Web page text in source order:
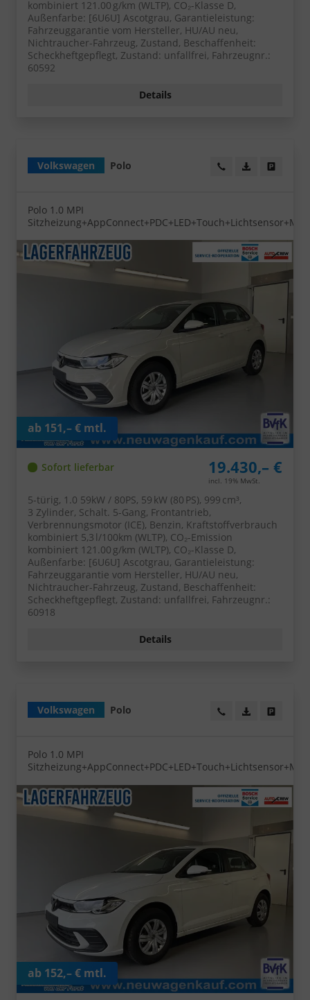
kombiniert 121.00 g/km (WLTP), CO₂-Klasse D,
Außenfarbe: [6U6U] Ascotgrau, Garantieleistung:
Fahrzeuggarantie vom Hersteller, HU/AU neu,
Nichtraucher-Fahrzeug, Zustand, Beschaffenheit:
Scheckheftgepflegt, Zustand: unfallfrei, Fahrzeugnr.:
60592
Details
Volkswagen Polo Wir rufen Sie an!
PDF-Datei,
Polo 1.0 MPI
Sofort lieferbar 19.430,– €
incl. 19% MwSt.
ab 151,– € mtl.
5-türig, 1.0 59kW / 80PS, 59 kW (80 PS), 999 cm³,
3 Zylinder, Schalt. 5-Gang, Frontantrieb,
Verbrennungsmotor (ICE), Benzin, Kraftstoffverbrauch
kombiniert 5,3 l/100km (WLTP), CO₂-Emission
kombiniert 121.00 g/km (WLTP), CO₂-Klasse D,
Außenfarbe: [6U6U] Ascotgrau, Garantieleistung:
Fahrzeuggarantie vom Hersteller, HU/AU neu,
Nichtraucher-Fahrzeug, Zustand, Beschaffenheit:
Scheckheftgepflegt, Zustand: unfallfrei, Fahrzeugnr.:
60918
Details
Volkswagen Polo Wir rufen Sie an!
PDF-Datei,
Polo 1.0 MPI
ab 152,– € mtl.